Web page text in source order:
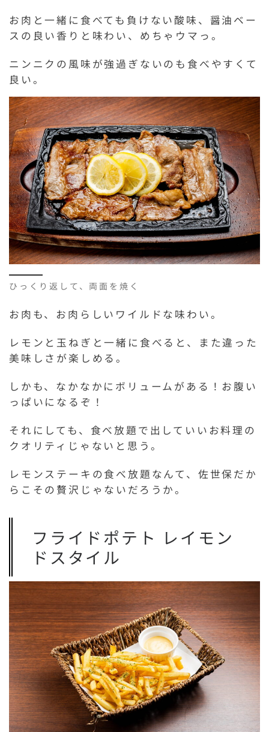
お肉と一緒に食べても負けない酸味、醤油ベー
スの良い香りと味わい、めちゃウマっ。
ニンニクの風味が強過ぎないのも食べやすくて
良い。
ひっくり返して、両面を焼く
お肉も、お肉らしいワイルドな味わい。
レモンと玉ねぎと一緒に食べると、また違った
美味しさが楽しめる。
しかも、なかなかにボリュームがある！お腹い
っぱいになるぞ！
それにしても、食べ放題で出していいお料理の
クオリティじゃないと思う。
レモンステーキの食べ放題なんて、佐世保だか
らこその贅沢じゃないだろうか。
フライドポテト レイモン
ドスタイル